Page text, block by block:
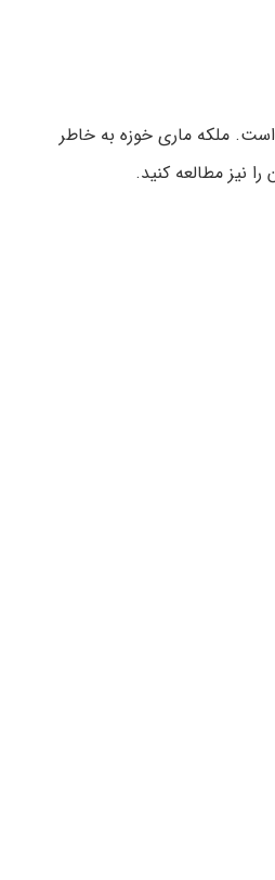
است. ملکه ماری خوزه به خاطر
نیز مطالعه کنید.